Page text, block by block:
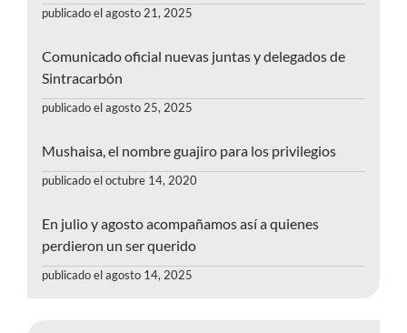
publicado el agosto 21, 2025
Comunicado oficial nuevas juntas y delegados de
Sintracarbón
publicado el agosto 25, 2025
Mushaisa, el nombre guajiro para los privilegios
publicado el octubre 14, 2020
En julio y agosto acompañamos así a quienes
perdieron un ser querido
publicado el agosto 14, 2025